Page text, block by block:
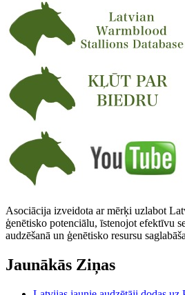
Asociācija izveidota ar mērķi uzlabot
ģenētisko potenciālu, īstenojot efektīvu
audzēšanā un ģenētisko resursu
Jaunākās Ziņas